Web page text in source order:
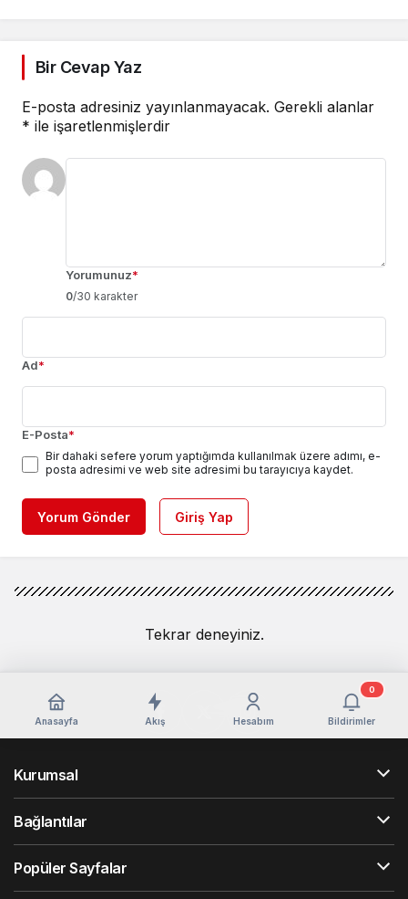
Bir Cevap Yaz
E-posta adresiniz yayınlanmayacak. Gerekli alanlar
* ile işaretlenmişlerdir
Yorumunuz*
0/30 karakter
Ad*
E-Posta*
Bir dahaki sefere yorum yaptığımda kullanılmak üzere adımı, e-
posta adresimi ve web site adresimi bu tarayıcıya kaydet.
Yorum Gönder Giriş Yap
Tekrar deneyiniz.
Anasayfa Akış Hesabım Bildirimler
0
Kurumsal
Bağlantılar
Popüler Sayfalar